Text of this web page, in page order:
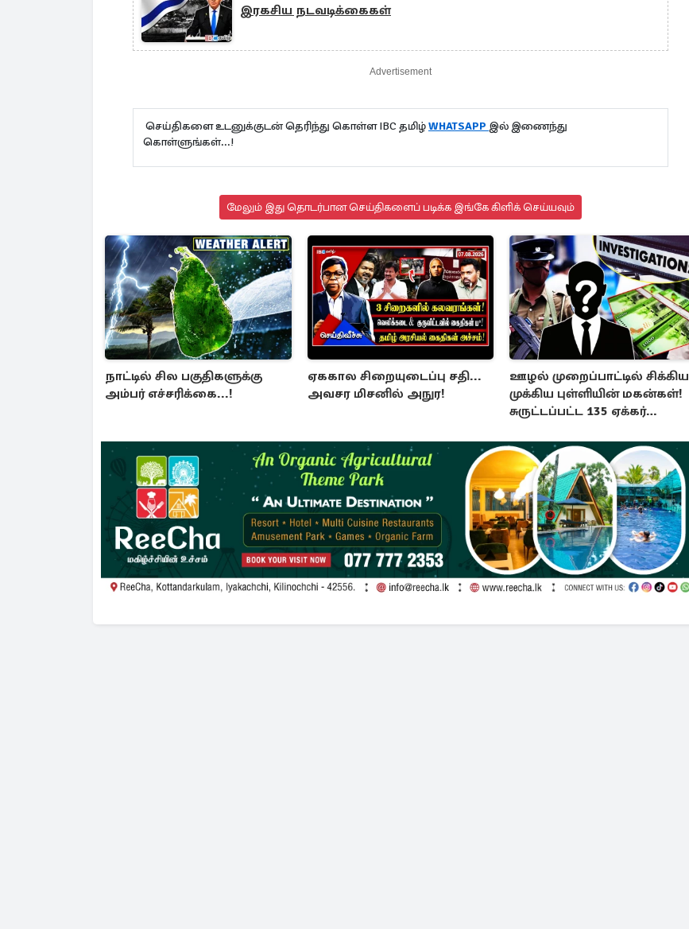
இரகசிய நடவடிக்கைகள்
Advertisement
செய்திகளை உடனுக்குடன் தெரிந்து கொள்ள IBC தமிழ்WHATSAPP இல் இணைந்து
கொள்ளுங்கள்...!
மேலும் இது தொடர்பான செய்திகளைப் படிக்க இங்கே கிளிக் செய்யவும்
நாட்டில் சில பகுதிகளுக்கு
அம்பர் எச்சரிக்கை...!
ஏககால சிறையுடைப்பு சதி...
அவசர மிசனில் அநுர!
ஊழல் முறைப்பாட்டில் சிக்கிய
முக்கிய புள்ளியின் மகன்கள்!
சுருட்டப்பட்ட 135 ஏக்கர்